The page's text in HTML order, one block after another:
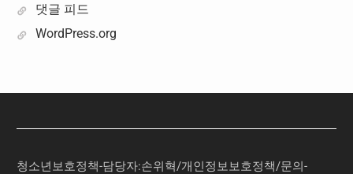
댓글 피드
WordPress.org
청소년보호정책-담당자:손위혁/개인정보보호정책/문의-